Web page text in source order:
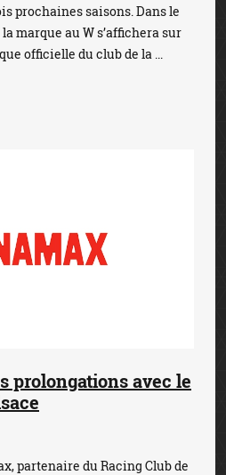
prochaines saisons. Dans le
marque au W s’affichera sur
officielle du club de la ...
prolongations avec le
partenaire du Racing Club de